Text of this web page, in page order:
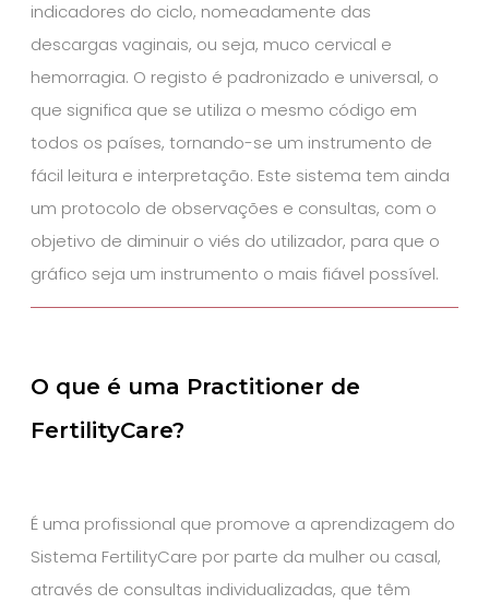
indicadores do ciclo, nomeadamente das
descargas vaginais, ou seja, muco cervical e
hemorragia. O registo é padronizado e universal, o
que significa que se utiliza o mesmo código em
todos os países, tornando-se um instrumento de
fácil leitura e interpretação. Este sistema tem ainda
um protocolo de observações e consultas, com o
objetivo de diminuir o viés do utilizador, para que o
gráfico seja um instrumento o mais fiável possível.
O que é uma Practitioner de
FertilityCare?
É uma profissional que promove a aprendizagem do
Sistema FertilityCare por parte da mulher ou casal,
através de consultas individualizadas, que têm